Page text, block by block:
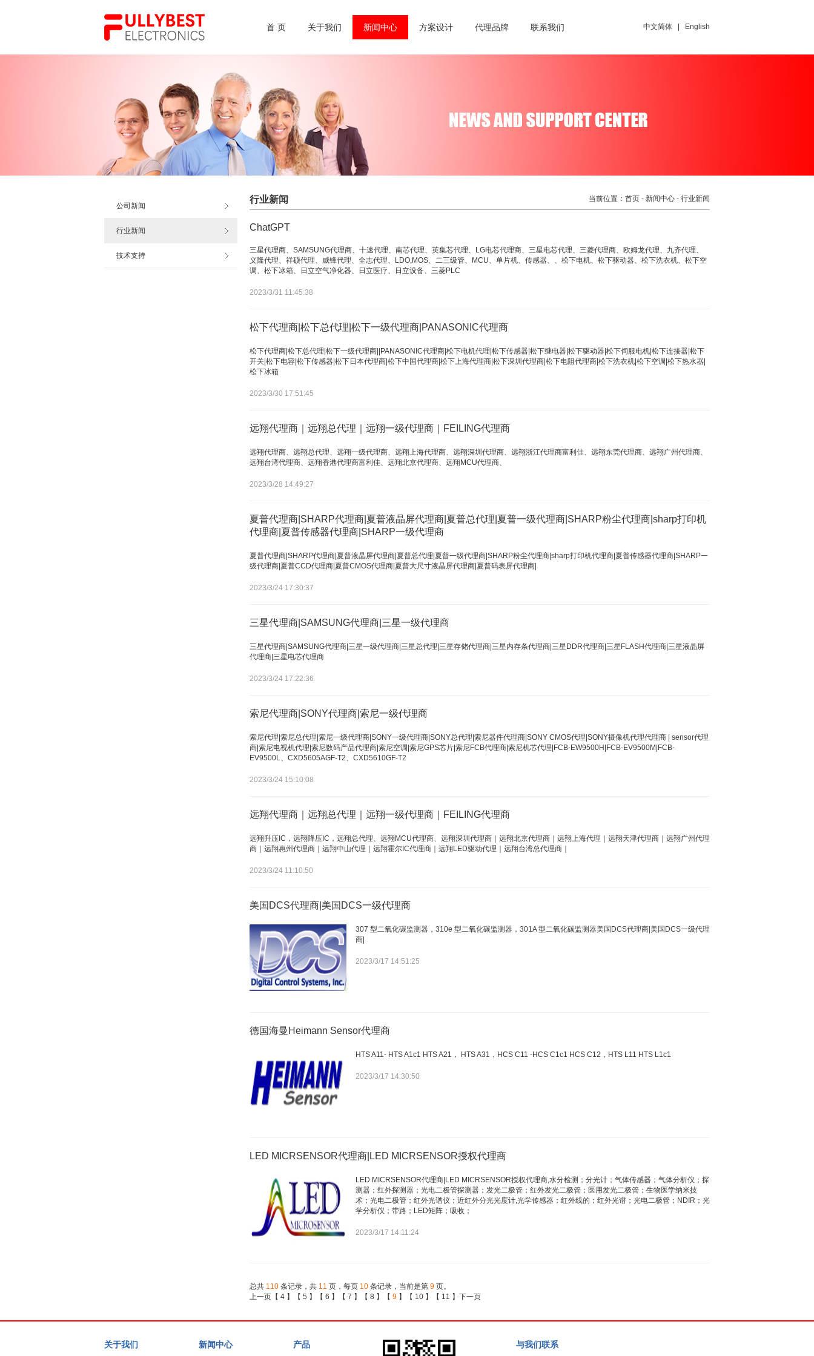
中文简体 English
首 页 关于我们 新闻中心 方案设计 代理品牌 联系我们
公司新闻
行业新闻
技术支持
当前位置： 首页 - 新闻中心 - 行业新闻
行业新闻
ChatGPT
三星代理商、SAMSUNG代理商、十速代理、南芯代理、英集芯代理、LG电芯代理商、三星电芯代理、三菱代理商、欧姆龙代理、九齐代理、
义隆代理、祥硕代理、威锋代理、全志代理、LDO,MOS、二三级管、MCU、单片机、传感器、、松下电机、松下驱动器、松下洗衣机、松下空
调、松下冰箱、日立空气净化器、日立医疗、日立设备、三菱PLC
2023/3/31 11:45:38
松下代理商|松下总代理|松下一级代理商|PANASONIC代理商
松下代理商|松下总代理|松下一级代理商||PANASONIC代理商|松下电机代理|松下传感器|松下继电器|松下驱动器|松下伺服电机|松下连接器|松下
开关|松下电容|松下传感器|松下日本代理商|松下中国代理商|松下上海代理商|松下深圳代理商|松下电阻代理商|松下洗衣机|松下空调|松下热水器|
松下冰箱
2023/3/30 17:51:45
远翔代理商｜远翔总代理｜远翔一级代理商｜FEILING代理商
远翔代理商、远翔总代理、远翔一级代理商、远翔上海代理商、远翔深圳代理商、远翔浙江代理商富利佳、远翔东莞代理商、远翔广州代理商、
远翔台湾代理商、远翔香港代理商富利佳、远翔北京代理商、远翔MCU代理商、
2023/3/28 14:49:27
夏普代理商|SHARP代理商|夏普液晶屏代理商|夏普总代理|夏普一级代理商|SHARP粉尘代理商|sharp打印机
代理商|夏普传感器代理商|SHARP一级代理商
夏普代理商|SHARP代理商|夏普液晶屏代理商|夏普总代理|夏普一级代理商|SHARP粉尘代理商|sharp打印机代理商|夏普传感器代理商|SHARP一
级代理商|夏普CCD代理商|夏普CMOS代理商|夏普大尺寸液晶屏代理商|夏普码表屏代理商|
2023/3/24 17:30:37
三星代理商|SAMSUNG代理商|三星一级代理商
三星代理商|SAMSUNG代理商|三星一级代理商|三星总代理|三星存储代理商|三星内存条代理商|三星DDR代理商|三星FLASH代理商|三星液晶屏
代理商|三星电芯代理商
2023/3/24 17:22:36
索尼代理商|SONY代理商|索尼一级代理商
索尼代理|索尼总代理|索尼一级代理商|SONY一级代理商|SONY总代理|索尼器件代理商|SONY CMOS代理|SONY摄像机代理代理商 | sensor代理
商|索尼电视机代理|索尼数码产品代理商|索尼空调|索尼GPS芯片|索尼FCB代理商|索尼机芯代理|FCB-EW9500H|FCB-EV9500M|FCB-
EV9500L、CXD5605AGF-T2、CXD5610GF-T2​
2023/3/24 15:10:08
远翔代理商｜远翔总代理｜远翔一级代理商｜FEILING代理商
远翔升压IC，远翔降压IC，远翔总代理、远翔MCU代理商、远翔深圳代理商｜远翔北京代理商｜远翔上海代理｜远翔天津代理商｜远翔广州代理
商｜远翔惠州代理商｜远翔中山代理｜远翔霍尔IC代理商｜远翔LED驱动代理｜远翔台湾总代理商｜
2023/3/24 11:10:50
美国DCS代理商|美国DCS一级代理商
307 型二氧化碳监测器，310e 型二氧化碳监测器，301A 型二氧化碳监测器美国DCS代理商|美国DCS一级代理
商|
2023/3/17 14:51:25
德国海曼Heimann Sensor代理商
HTS A11- HTS A1c1 HTS A21， HTS A31，HCS C11 -HCS C1c1 HCS C12，HTS L11 HTS L1c1
2023/3/17 14:30:50
LED MICRSENSOR代理商|LED MICRSENSOR授权代理商
LED MICRSENSOR代理商|LED MICRSENSOR授权代理商,水分检测；分光计；气体传感器；气体分析仪；探
测器；红外探测器；光电二极管探测器；发光二极管；红外发光二极管；医用发光二极管；生物医学纳米技
术；光电二极管；红外光谱仪；近红外分光光度计,光学传感器；红外线的；红外光谱；光电二极管；NDIR；光
学分析仪；带路；LED矩阵；吸收；
2023/3/17 14:11:24
总共 110 条记录，共 11 页，每页 10 条记录，当前是第 9 页。
上一页 【 4 】【 5 】【 6 】【 7 】【 8 】【 9 】【 10 】【 11 】 下一页
关于我们 新闻中心 产品 与我们联系